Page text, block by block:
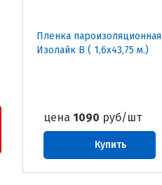
Пленка пароизоляционная
Изолайк В ( 1,6х43,75 м.)
цена 1090 руб/шт
Купить